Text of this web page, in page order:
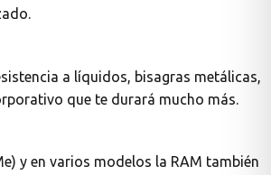
a líquidos, bisagras metálicas,
que te durará mucho más.
y en varios modelos la RAM también